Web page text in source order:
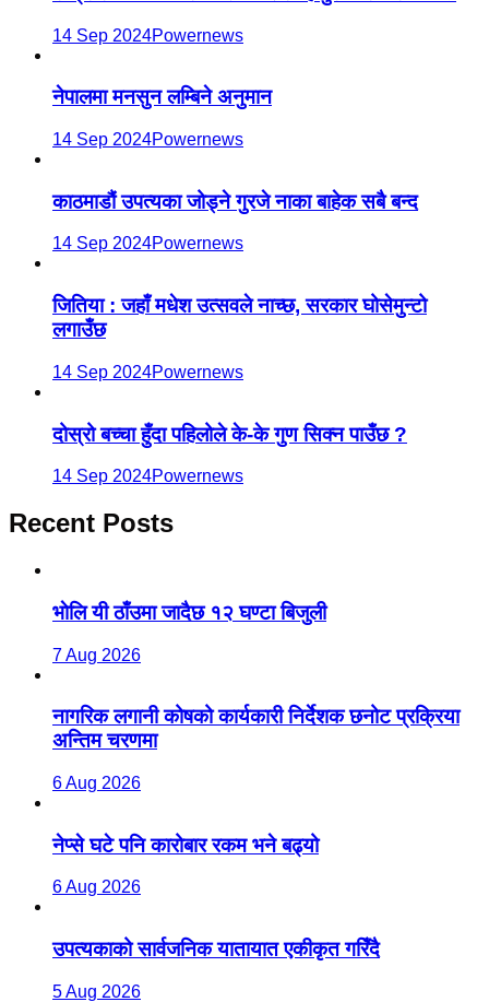
14 Sep 2024Powernews
नेपालमा मनसुन लम्बिने अनुमान
14 Sep 2024Powernews
काठमाडौं उपत्यका जोड्ने गुरजे नाका बाहेक सबै बन्द
14 Sep 2024Powernews
जितिया : जहाँ मधेश उत्सवले नाच्छ, सरकार घोसेमुन्टो
लगाउँछ
14 Sep 2024Powernews
दोस्रो बच्चा हुँदा पहिलोले के-के गुण सिक्न पाउँछ ?
14 Sep 2024Powernews
Recent Posts
भाेलि यी ठाँउमा जादैछ १२ घण्टा बिजुली
7 Aug 2026
नागरिक लगानी कोषको कार्यकारी निर्देशक छनोट प्रक्रिया
अन्तिम चरणमा
6 Aug 2026
नेप्से घटे पनि कारोबार रकम भने बढ्यो
6 Aug 2026
उपत्यकाको सार्वजनिक यातायात एकीकृत गरिँदै
5 Aug 2026